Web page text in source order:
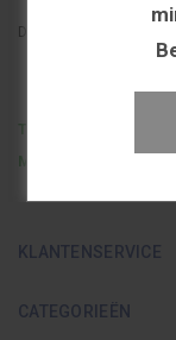
De beste en
Telefoon
0251 839
KLANTENSERVICE
CATEGORIEËN